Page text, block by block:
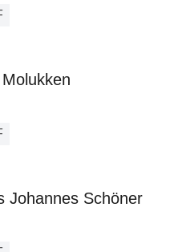
Johannes Schöner